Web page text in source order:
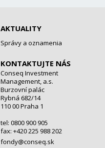
AKTUALITY
Správy a oznamenia
KONTAKTUJTE NÁS
Conseq Investment
Management, a.s.
Burzovní palác
Rybná 682/14
110 00 Praha 1
tel: 0800 900 905
fax: +420 225 988 202
fondy@conseq.sk